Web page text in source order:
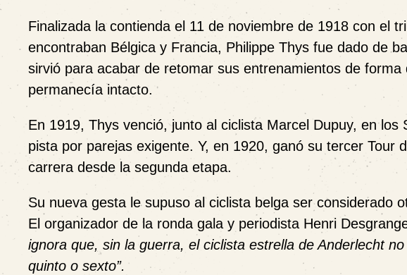
Finalizada la contienda el 11 de noviembre de 1918 con el
encontraban Bélgica y Francia, Philippe Thys fue dado de
sirvió para acabar de retomar sus entrenamientos de
permanecía intacto.
En 1919, Thys venció, junto al ciclista Marcel Dupuy, en
pista por parejas exigente. Y, en 1920, ganó su tercer Tour
carrera desde la segunda etapa.
Su nueva gesta le supuso al ciclista belga ser considerado
El organizador de la ronda gala y periodista Henri
ignora que, sin la guerra, el ciclista estrella de Anderlecht
quinto o sexto”.